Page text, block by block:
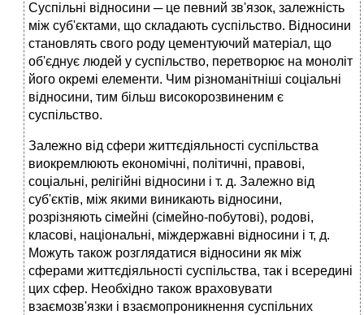
Суспільні відносини ─ це певний зв'язок, залежність
між суб'єктами, що складають суспільство. Відносини
становлять свого роду цементуючий матеріал, що
об'єднує людей у суспільство, перетворює на моноліт
його окремі елементи. Чим різноманітніші соціальні
відносини, тим більш високорозвиненим є
суспільство.
Залежно від сфери життєдіяльності суспільства
виокремлюють економічні, політичні, правові,
соціальні, релігійні відносини і т. д. Залежно від
суб'єктів, між якими виникають відносини,
розрізняють сімейні (сімейно-побутові), родові,
класові, національні, міждержавні відносини і т, д.
Можуть також розглядатися відносини як між
сферами життєдіяльності суспільства, так і всередині
цих сфер. Необхідно також враховувати
взаємозв'язки і взаємопроникнення суспільних